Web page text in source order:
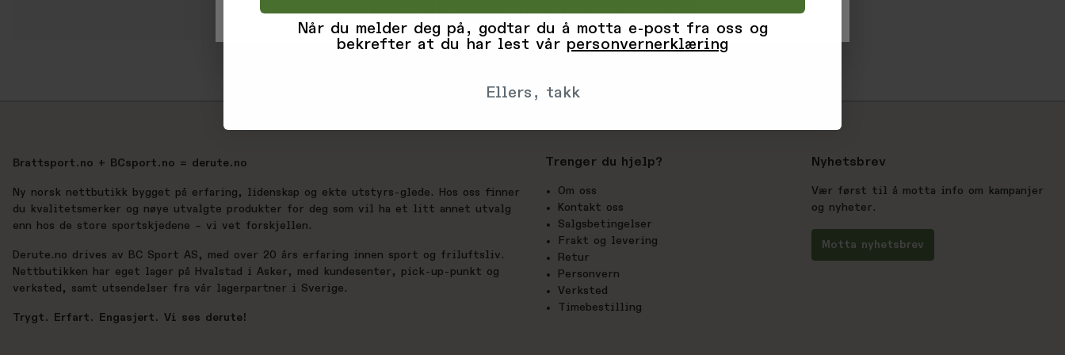
Brattsport.no + BCsport.no = derute.no
Ny norsk nettbutikk bygget på erfaring, lidenskap og ekte utstyrs-glede. Hos oss finner
du kvalitetsmerker og nøye utvalgte produkter for deg som vil ha et litt annet utvalg
enn hos de store sportskjedene – vi vet forskjellen.
Derute.no drives av BC Sport AS, med over 20 års erfaring innen sport og friluftsliv.
Nettbutikken har eget lager på Hvalstad i Asker, med kundesenter, pick-up-punkt og
verksted, samt utsendelser fra vår lagerpartner i Sverige.
Trygt. Erfart. Engasjert. Vi ses derute!
Trenger du hjelp?
Om oss
Kontakt oss
Salgsbetingelser
Frakt og levering
Retur
Personvern
Verksted
Timebestilling
Nyhetsbrev
Vær først til å motta info om kampanjer
og nyheter.
Motta nyhetsbrev
Når du melder deg på, godtar du å motta e-post fra oss og
bekrefter at du har lest vår personvernerklæring
Ellers, takk